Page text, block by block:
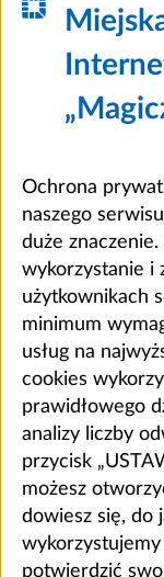
Ochrona
naszego
duże
wykorzystanie i
użytkownikach
minimum
usług na
cookies
prawidłowego
analizy liczby
przycisk
możesz
dowiesz się, do
potwierdzić